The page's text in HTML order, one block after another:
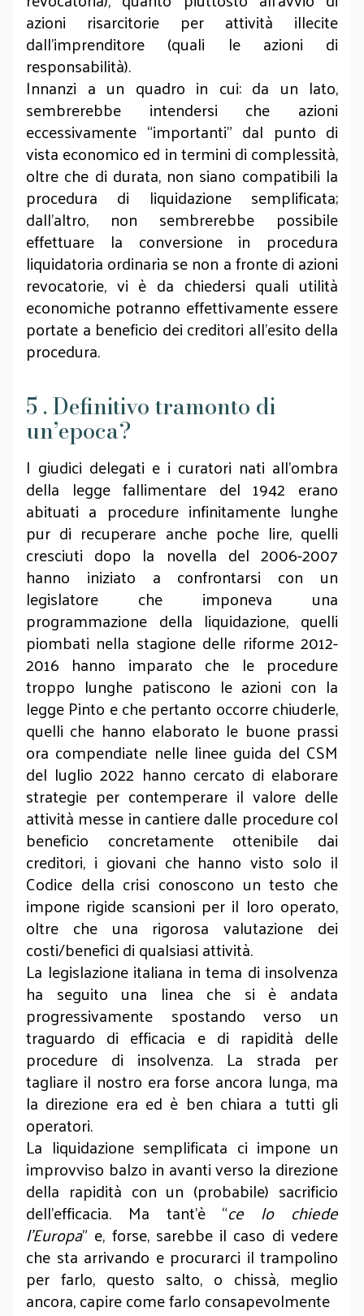
azioni risarcitorie per attività illecite
dall’imprenditore (quali le azioni di
responsabilità).
Innanzi a un quadro in cui: da un lato,
sembrerebbe intendersi che azioni
eccessivamente “importanti” dal punto di
vista economico ed in termini di complessità,
oltre che di durata, non siano compatibili la
procedura di liquidazione semplificata;
dall’altro, non sembrerebbe possibile
effettuare la conversione in procedura
liquidatoria ordinaria se non a fronte di azioni
revocatorie, vi è da chiedersi quali utilità
economiche potranno effettivamente essere
portate a beneficio dei creditori all’esito della
procedura.
5 . Definitivo tramonto di
un’epoca?
I giudici delegati e i curatori nati all’ombra
della legge fallimentare del 1942 erano
abituati a procedure infinitamente lunghe
pur di recuperare anche poche lire, quelli
cresciuti dopo la novella del 2006-2007
hanno iniziato a confrontarsi con un
legislatore che imponeva una
programmazione della liquidazione, quelli
piombati nella stagione delle riforme 2012-
2016 hanno imparato che le procedure
troppo lunghe patiscono le azioni con la
legge Pinto e che pertanto occorre chiuderle,
quelli che hanno elaborato le buone prassi
ora compendiate nelle linee guida del CSM
del luglio 2022 hanno cercato di elaborare
strategie per contemperare il valore delle
attività messe in cantiere dalle procedure col
beneficio concretamente ottenibile dai
creditori, i giovani che hanno visto solo il
Codice della crisi conoscono un testo che
impone rigide scansioni per il loro operato,
oltre che una rigorosa valutazione dei
costi/benefici di qualsiasi attività.
La legislazione italiana in tema di insolvenza
ha seguito una linea che si è andata
progressivamente spostando verso un
traguardo di efficacia e di rapidità delle
procedure di insolvenza. La strada per
tagliare il nostro era forse ancora lunga, ma
la direzione era ed è ben chiara a tutti gli
operatori.
La liquidazione semplificata ci impone un
improvviso balzo in avanti verso la direzione
della rapidità con un (probabile) sacrificio
dell’efficacia. Ma tant’è “ce lo chiede
l’Europa” e, forse, sarebbe il caso di vedere
che sta arrivando e procurarci il trampolino
per farlo, questo salto, o chissà, meglio
ancora, capire come farlo consapevolmente